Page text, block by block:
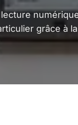
lecture
grâce à